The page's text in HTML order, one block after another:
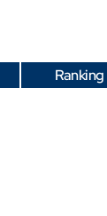
Ranking